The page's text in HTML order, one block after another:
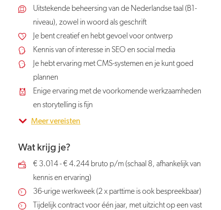
Uitstekende beheersing van de Nederlandse taal (B1-
niveau), zowel in woord als geschrift
Je bent creatief en hebt gevoel voor ontwerp
Kennis van of interesse in SEO en social media
Je hebt ervaring met CMS-systemen en je kunt goed
plannen
Enige ervaring met de voorkomende werkzaamheden
en storytelling is fijn
Meer vereisten
Wat krijg je?
€ 3.014 - € 4.244 bruto p/m (schaal 8, afhankelijk van
kennis en ervaring)
36-urige werkweek (2 x parttime is ook bespreekbaar)
Tijdelijk contract voor één jaar, met uitzicht op een vast